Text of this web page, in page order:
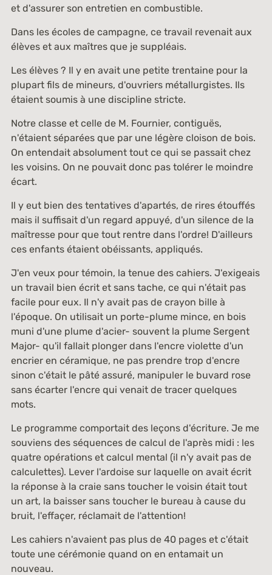
et d'assurer son entretien en combustible.
Dans les écoles de campagne, ce travail revenait aux
élèves et aux maîtres que je suppléais.
Les élèves ? Il y en avait une petite trentaine pour la
plupart fils de mineurs, d'ouvriers métallurgistes. Ils
étaient soumis à une discipline stricte.
Notre classe et celle de M. Fournier, contiguës,
n'étaient séparées que par une légère cloison de bois.
On entendait absolument tout ce qui se passait chez
les voisins. On ne pouvait donc pas tolérer le moindre
écart.
Il y eut bien des tentatives d'apartés, de rires étouffés
mais il suffisait d'un regard appuyé, d'un silence de la
maîtresse pour que tout rentre dans l'ordre! D'ailleurs
ces enfants étaient obéissants, appliqués.
J'en veux pour témoin, la tenue des cahiers. J'exigeais
un travail bien écrit et sans tache, ce qui n'était pas
facile pour eux. Il n'y avait pas de crayon bille à
l'époque. On utilisait un porte-plume mince, en bois
muni d'une plume d'acier- souvent la plume Sergent
Major- qu'il fallait plonger dans l'encre violette d'un
encrier en céramique, ne pas prendre trop d'encre
sinon c'était le pâté assuré, manipuler le buvard rose
sans écarter l'encre qui venait de tracer quelques
mots.
Le programme comportait des leçons d'écriture. Je me
souviens des séquences de calcul de l'après midi : les
quatre opérations et calcul mental (il n'y avait pas de
calculettes). Lever l'ardoise sur laquelle on avait écrit
la réponse à la craie sans toucher le voisin était tout
un art, la baisser sans toucher le bureau à cause du
bruit, l'effaçer, réclamait de l'attention!
Les cahiers n'avaient pas plus de 40 pages et c'était
toute une cérémonie quand on en entamait un
nouveau.